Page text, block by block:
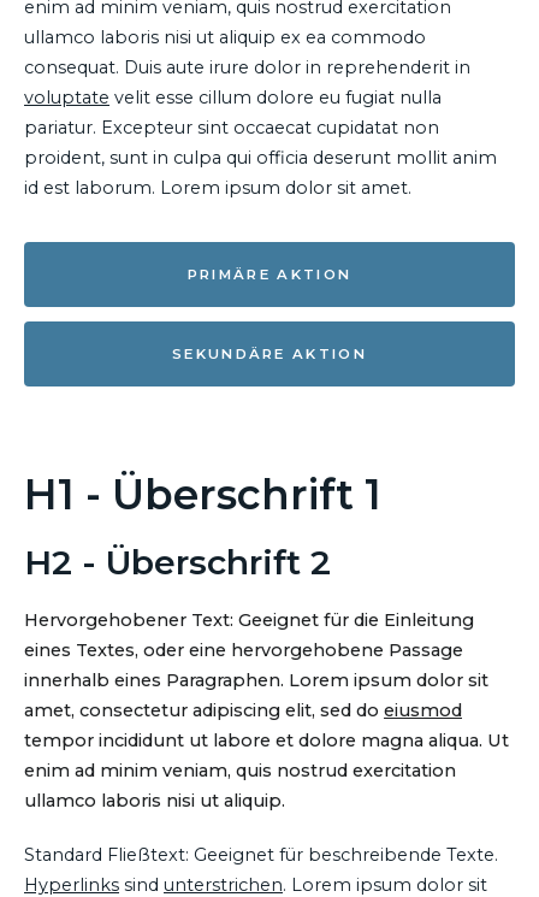
enim ad minim veniam, quis nostrud exercitation
ullamco laboris nisi ut aliquip ex ea commodo
consequat. Duis aute irure dolor in reprehenderit in
voluptate velit esse cillum dolore eu fugiat nulla
pariatur. Excepteur sint occaecat cupidatat non
proident, sunt in culpa qui officia deserunt mollit anim
id est laborum. Lorem ipsum dolor sit amet.
PRIMÄRE AKTION
SEKUNDÄRE AKTION
H1 - Überschrift 1
H2 - Überschrift 2
Hervorgehobener Text: Geeignet für die Einleitung
eines Textes, oder eine hervorgehobene Passage
innerhalb eines Paragraphen. Lorem ipsum dolor sit
amet, consectetur adipiscing elit, sed do eiusmod
tempor incididunt ut labore et dolore magna aliqua. Ut
enim ad minim veniam, quis nostrud exercitation
ullamco laboris nisi ut aliquip.
Standard Fließtext: Geeignet für beschreibende Texte.
Hyperlinks sind unterstrichen. Lorem ipsum dolor sit